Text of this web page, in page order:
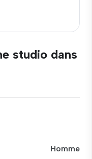
studio dans
Homme